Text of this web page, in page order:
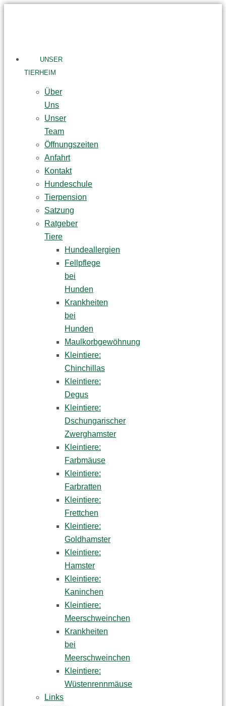
UNSER
TIERHEIM
Über
Uns
Unser
Team
Öffnungszeiten
Anfahrt
Kontakt
Hundeschule
Tierpension
Satzung
Ratgeber
Tiere
Hundeallergien
Fellpflege
bei
Hunden
Krankheiten
bei
Hunden
Maulkorbgewöhnung
Kleintiere:
Chinchillas
Kleintiere:
Degus
Kleintiere:
Dschungarischer
Zwerghamster
Kleintiere:
Farbmäuse
Kleintiere:
Farbratten
Kleintiere:
Frettchen
Kleintiere:
Goldhamster
Kleintiere:
Hamster
Kleintiere:
Kaninchen
Kleintiere:
Meerschweinchen
Krankheiten
bei
Meerschweinchen
Kleintiere:
Wüstenrennmäuse
Links